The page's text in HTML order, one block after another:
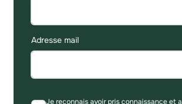
Adresse mail
Je reconnais avoir pris connaissance et